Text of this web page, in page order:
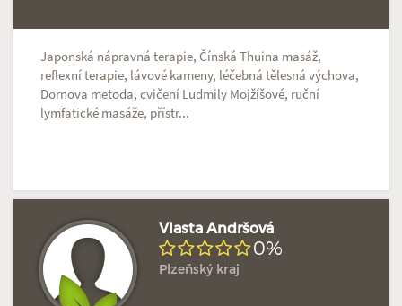
Japonská nápravná terapie, Čínská Thuina masáž,
reflexní terapie, lávové kameny, léčebná tělesná výchova,
Dornova metoda, cvičení Ludmily Mojžíšové, ruční
lymfatické masáže, přístr...
Vlasta Andršová
0%
Plzeňský kraj
Doposud žádné hodnocení